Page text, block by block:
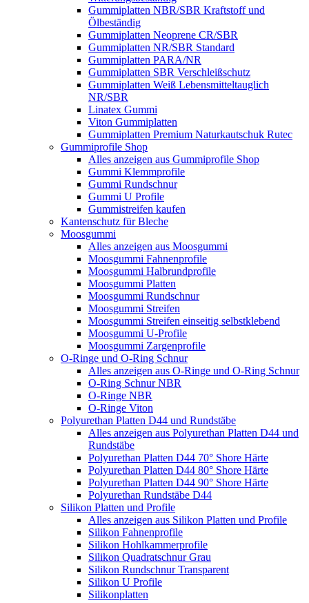
Gummiplatten NBR/SBR Kraftstoff und
Ölbeständig
Gummiplatten Neoprene CR/SBR
Gummiplatten NR/SBR Standard
Gummiplatten PARA/NR
Gummiplatten SBR Verschleißschutz
Gummiplatten Weiß Lebensmitteltauglich
NR/SBR
Linatex Gummi
Viton Gummiplatten
Gummiplatten Premium Naturkautschuk Rutec
Gummiprofile Shop
Alles anzeigen aus Gummiprofile Shop
Gummi Klemmprofile
Gummi Rundschnur
Gummi U Profile
Gummistreifen kaufen
Kantenschutz für Bleche
Moosgummi
Alles anzeigen aus Moosgummi
Moosgummi Fahnenprofile
Moosgummi Halbrundprofile
Moosgummi Platten
Moosgummi Rundschnur
Moosgummi Streifen
Moosgummi Streifen einseitig selbstklebend
Moosgummi U-Profile
Moosgummi Zargenprofile
O-Ringe und O-Ring Schnur
Alles anzeigen aus O-Ringe und O-Ring Schnur
O-Ring Schnur NBR
O-Ringe NBR
O-Ringe Viton
Polyurethan Platten D44 und Rundstäbe
Alles anzeigen aus Polyurethan Platten D44 und
Rundstäbe
Polyurethan Platten D44 70° Shore Härte
Polyurethan Platten D44 80° Shore Härte
Polyurethan Platten D44 90° Shore Härte
Polyurethan Rundstäbe D44
Silikon Platten und Profile
Alles anzeigen aus Silikon Platten und Profile
Silikon Fahnenprofile
Silikon Hohlkammerprofile
Silikon Quadratschnur Grau
Silikon Rundschnur Transparent
Silikon U Profile
Silikonplatten